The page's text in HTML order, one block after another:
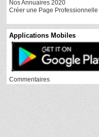
Nos Annuaires 2020
Créer une Page Professionnelle
Applications Mobiles
Commentaires